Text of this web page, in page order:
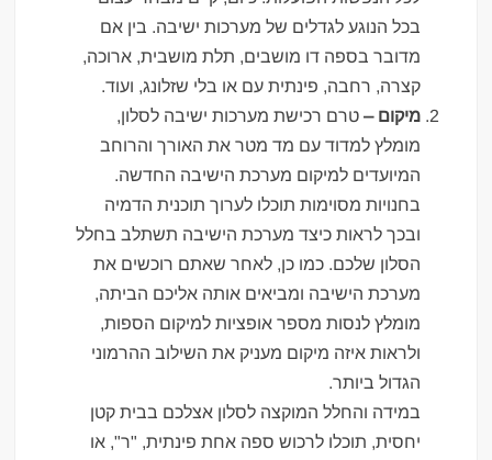
בכל הנוגע לגדלים של מערכות ישיבה. בין אם
מדובר בספה דו מושבים, תלת מושבית, ארוכה,
קצרה, רחבה, פינתית עם או בלי שזלונג, ועוד.
מיקום – טרם רכישת מערכות ישיבה לסלון,
מומלץ למדוד עם מד מטר את האורך והרוחב
המיועדים למיקום מערכת הישיבה החדשה.
בחנויות מסוימות תוכלו לערוך תוכנית הדמיה
ובכך לראות כיצד מערכת הישיבה תשתלב בחלל
הסלון שלכם. כמו כן, לאחר שאתם רוכשים את
מערכת הישיבה ומביאים אותה אליכם הביתה,
מומלץ לנסות מספר אופציות למיקום הספות,
ולראות איזה מיקום מעניק את השילוב ההרמוני
הגדול ביותר.
במידה והחלל המוקצה לסלון אצלכם בבית קטן
יחסית, תוכלו לרכוש ספה אחת פינתית, "ר", או